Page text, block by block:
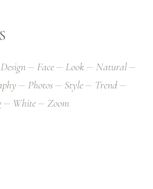
Design Face Look
Natural
Photos Style
Trend
White Zoom